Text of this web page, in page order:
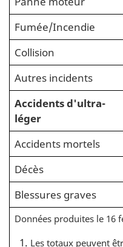
Fumée/Incendie
Collision
Autres incidents
Accidents d'ultra-
léger
Accidents mortels
Décès
Blessures graves
Données produites le 16
Les totaux peuvent